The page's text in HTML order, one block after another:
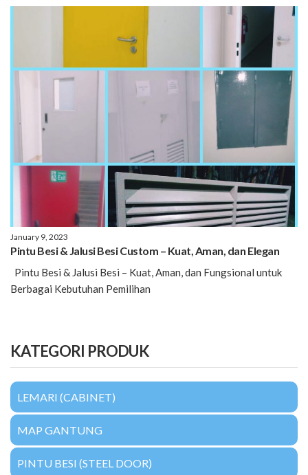
January 9, 2023
Pintu Besi & Jalusi Besi Custom – Kuat, Aman, dan Elegan
Pintu Besi & Jalusi Besi – Kuat, Aman, dan Fungsional untuk
Berbagai Kebutuhan Pemilihan
KATEGORI PRODUK
LEMARI (CABINET)
MAP GANTUNG
PINTU BESI (STEEL DOOR)